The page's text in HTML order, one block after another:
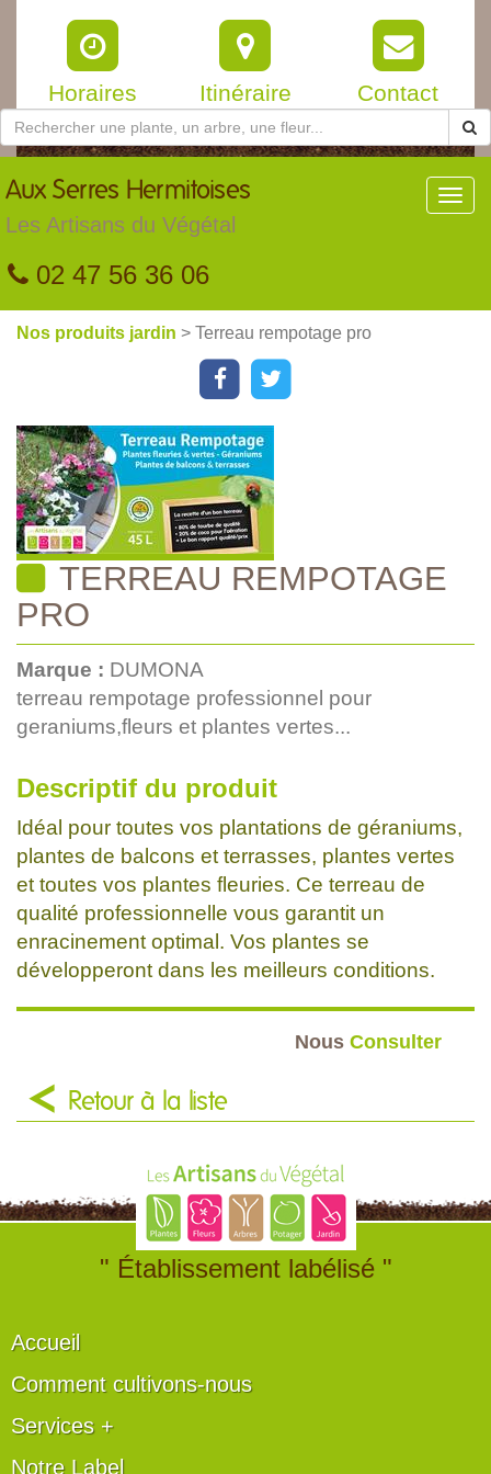
Horaires Itinéraire Contact
Aux Serres Hermitoises
Les Artisans du Végétal
02 47 56 36 06
Nos produits jardin > Terreau rempotage pro
TERREAU REMPOTAGE
PRO
Marque : DUMONA
terreau rempotage professionnel pour
geraniums,fleurs et plantes vertes...
Descriptif du produit
Idéal pour toutes vos plantations de géraniums,
plantes de balcons et terrasses, plantes vertes
et toutes vos plantes fleuries. Ce terreau de
qualité professionnelle vous garantit un
enracinement optimal. Vos plantes se
développeront dans les meilleurs conditions.
Nous Consulter
Retour à la liste
" Établissement labélisé "
Accueil
Comment cultivons-nous
Services +
Notre Label